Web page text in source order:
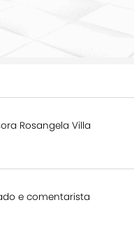
Rosangela Villa
e comentarista